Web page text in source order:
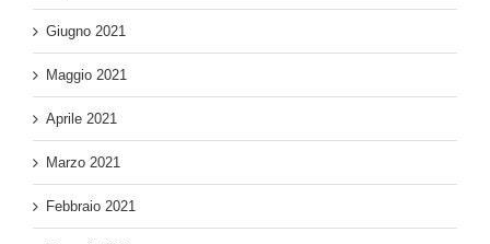
Giugno 2021
Maggio 2021
Aprile 2021
Marzo 2021
Febbraio 2021